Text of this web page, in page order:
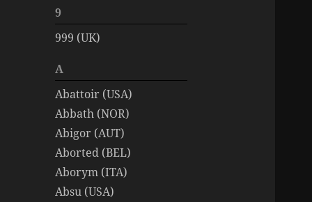
9
999 (UK)
A
Abattoir (USA)
Abbath (NOR)
Abigor (AUT)
Aborted (BEL)
Aborym (ITA)
Absu (USA)